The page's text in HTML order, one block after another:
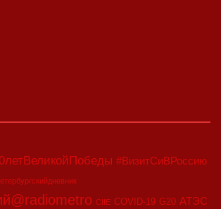
#ВизитСиВРоссию
CIIE COVID-19 G20 АТЭС